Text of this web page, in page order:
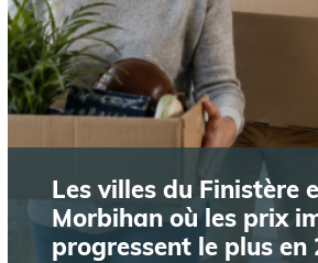
Les villes du Finistère
Morbihan où les prix
progressent le plus en